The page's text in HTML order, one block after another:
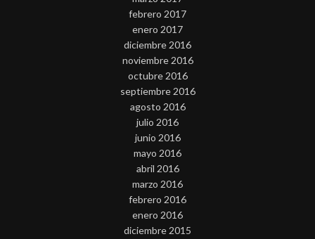
febrero 2017
enero 2017
diciembre 2016
noviembre 2016
octubre 2016
septiembre 2016
agosto 2016
julio 2016
junio 2016
mayo 2016
abril 2016
marzo 2016
febrero 2016
enero 2016
diciembre 2015